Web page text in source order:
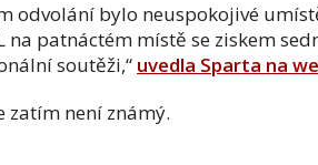
odvolání bylo neuspokojivé
na patnáctém místě se ziskem
soutěži,“ uvedla Sparta na
zatím není známý.